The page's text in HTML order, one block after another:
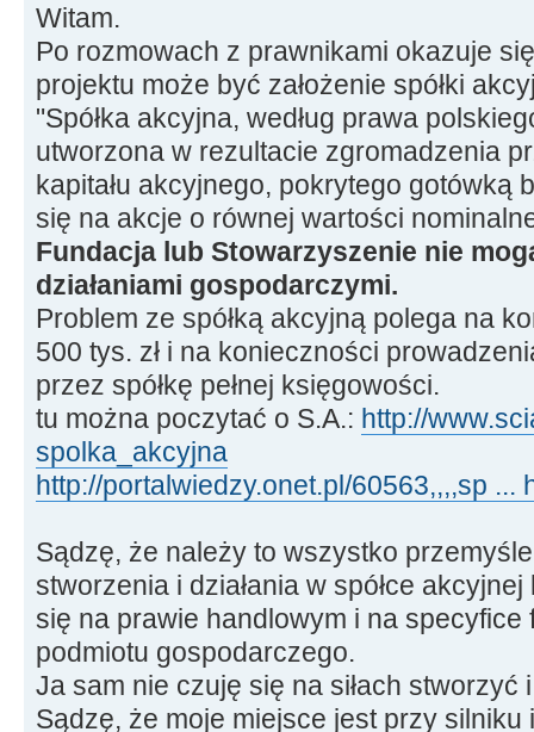
Witam.
Po rozmowach z prawnikami okazuje
projektu może być założenie spółki
"Spółka akcyjna, według prawa
utworzona w rezultacie zgromadzenia
kapitału akcyjnego, pokrytego gotówką
się na akcje o równej wartości
Fundacja lub Stowarzyszenie nie
działaniami gospodarczymi.
Problem ze spółką akcyjną polega na
500 tys. zł i na konieczności
przez spółkę pełnej księgowości.
tu można poczytać o S.A.: http://
spolka_akcyjna
http://portalwiedzy.onet.pl/60563,,,,sp ...
Sądzę, że należy to wszystko
stworzenia i działania w spółce
się na prawie handlowym i na
podmiotu gospodarczego.
Ja sam nie czuję się na siłach stworzyć
Sądzę, że moje miejsce jest przy silniku